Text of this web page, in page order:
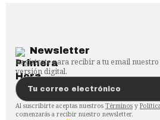
Newsletter
Regístrate para recibir a tu email
versión digital.
Al suscribirte aceptas nuestros Términos y
comenzarás a recibir nuestro newsletter.